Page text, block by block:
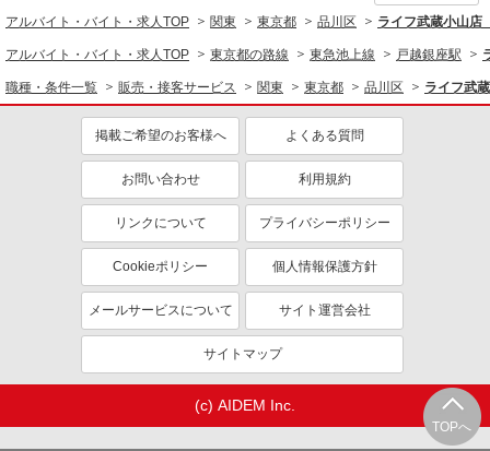
TOPへ
アルバイト・バイト・求人TOP 関東 東京都 品川区 ライフ武蔵小山店
アルバイト・バイト・求人TOP 東京都の路線 東急池上線 戸越銀座駅
職種・条件一覧 販売・接客サービス 関東 東京都 品川区 ライフ武
掲載ご希望のお客様へ よくある質問
お問い合わせ 利用規約
リンクについて プライバシーポリシー
Cookieポリシー 個人情報保護方針
メールサービスについて サイト運営会社
サイトマップ
(c) AIDEM Inc.